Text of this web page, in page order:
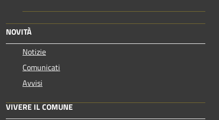
NOVITÀ
Notizie
Comunicati
Avvisi
VIVERE IL COMUNE